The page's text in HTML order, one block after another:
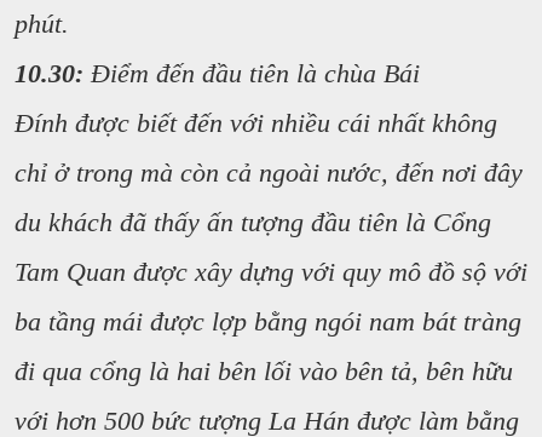
phút.
10.30: Điểm đến đầu tiên là chùa Bái
Đính được biết đến với nhiều cái nhất không
chỉ ở trong mà còn cả ngoài nước, đến nơi đây
du khách đã thấy ấn tượng đầu tiên là Cổng
Tam Quan được xây dựng với quy mô đồ sộ với
ba tầng mái được lợp bằng ngói nam bát tràng
đi qua cổng là hai bên lối vào bên tả, bên hữu
với hơn 500 bức tượng La Hán được làm bằng